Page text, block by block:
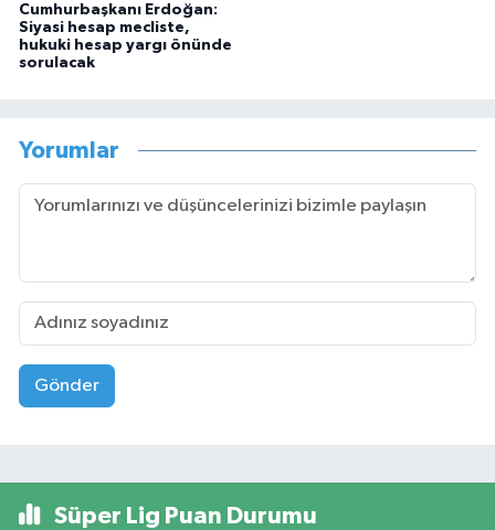
Cumhurbaşkanı Erdoğan:
Siyasi hesap mecliste,
hukuki hesap yargı önünde
sorulacak
Yorumlar
Gönder
Süper Lig Puan Durumu